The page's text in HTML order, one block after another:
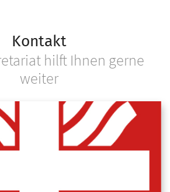
Kontakt
hilft Ihnen gerne
weiter